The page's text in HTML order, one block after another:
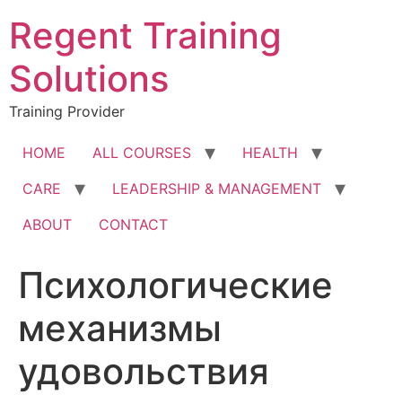
content
Regent Training
Solutions
Training Provider
HOME ALL COURSES
HEALTH
CARE
LEADERSHIP & MANAGEMENT
ABOUT
CONTACT
Психологические
механизмы
удовольствия